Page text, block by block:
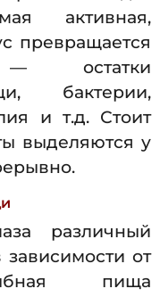
активная,
превращается
остатки
бактерии,
и т.д. Стоит
выделяются у
различный
от
пища